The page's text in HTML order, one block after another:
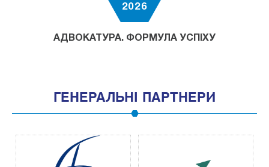
2026
АДВОКАТУРА. ФОРМУЛА УСПІХУ
ГЕНЕРАЛЬНІ ПАРТНЕРИ